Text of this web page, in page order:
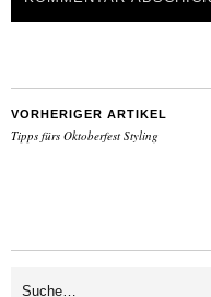
VORHERIGER ARTIKEL
Tipps fürs Oktoberfest Styling